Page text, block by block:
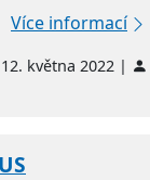
Více informací
12. května 2022 |